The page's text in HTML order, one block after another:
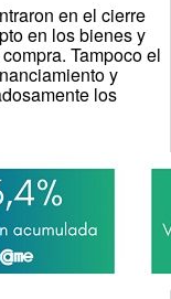
en el cierre
en los bienes y
Tampoco el
y
los